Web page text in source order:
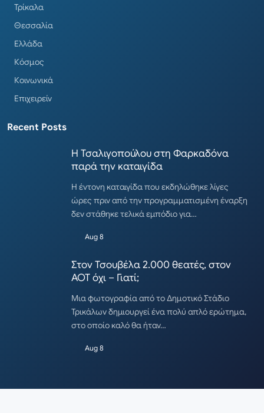
Τρίκαλα
Θεσσαλία
Ελλάδα
Κόσμος
Κοινωνικά
Επιχειρείν
Recent Posts
Η Τσαλιγοπούλου στη Φαρκαδόνα
παρά την καταιγίδα
Η έντονη καταιγίδα που εκδηλώθηκε λίγες
ώρες πριν από την προγραμματισμένη έναρξη
δεν στάθηκε τελικά εμπόδιο για…
Aug 8
Στον Τσουβέλα 2.000 θεατές, στον
ΑΟΤ όχι – Γιατί;
Μια φωτογραφία από το Δημοτικό Στάδιο
Τρικάλων δημιουργεί ένα πολύ απλό ερώτημα,
στο οποίο καλό θα ήταν…
Aug 8